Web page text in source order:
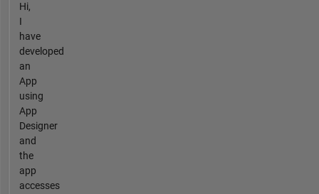
Hi,
I
have
developed
an
App
using
App
Designer
and
the
app
accesses